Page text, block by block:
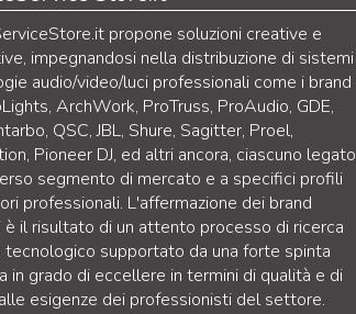
propone soluzioni creative e
impegnandosi nella distribuzione di sistemi
audio/video/luci professionali come i brand
ArchWork, ProTruss, ProAudio, GDE,
QSC, JBL, Shure, Sagitter, Proel,
Pioneer DJ, ed altri ancora, ciascuno legato
segmento di mercato e a specifici profili
professionali. L'affermazione dei brand
è il risultato di un attento processo di ricerca
tecnologico supportato da una forte spinta
in grado di eccellere in termini di qualità e di
esigenze dei professionisti del settore.